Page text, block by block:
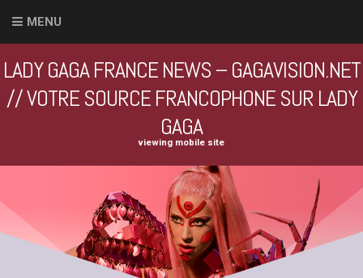
MENU
LADY GAGA FRANCE NEWS – GAGAVISION.NET
// VOTRE SOURCE FRANCOPHONE SUR LADY
GAGA
viewing mobile site